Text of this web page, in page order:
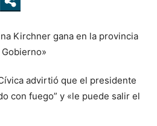
advirtió que el presidente
con fuego” y «le puede salir el